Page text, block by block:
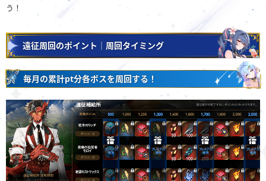
う！
遠征周回のポイント｜周回タイミング
毎月の累計pt分各ボスを周回する！